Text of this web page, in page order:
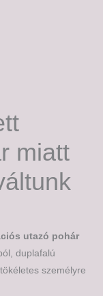
miatt
utazó pohár
duplafalú
személyre